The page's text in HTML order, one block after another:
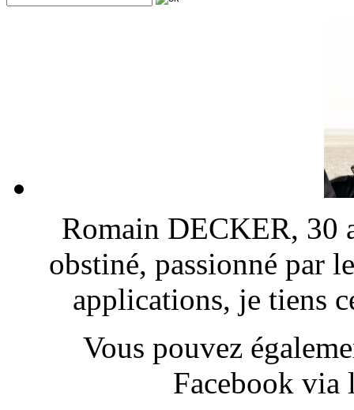
Romain DECKER, 30
obstiné, passionné par
applications, je tiens
Vous pouvez
Facebook via